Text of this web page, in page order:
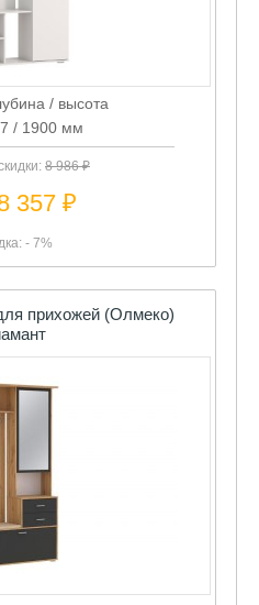
/ высота
/ 1900 мм
8 986 ₽
357 ₽
- 7%
прихожей (Олмеко)